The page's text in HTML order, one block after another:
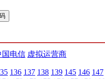
国电信 虚拟运营商
136 137 138 139 145 146 147